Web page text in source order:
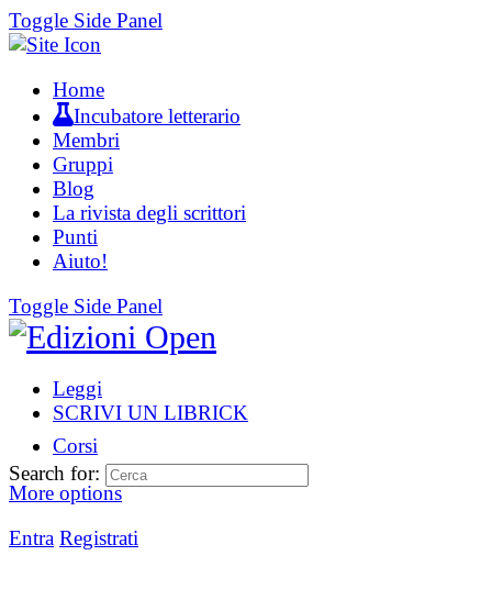
Toggle Side Panel
Home
Incubatore letterario
Membri
Gruppi
Blog
La rivista degli scrittori
Punti
Aiuto!
Toggle Side Panel
Leggi
SCRIVI UN LIBRICK
Corsi
More options
Entra Registrati
Search for: